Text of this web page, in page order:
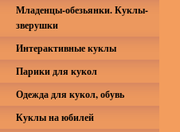
Младенцы-обезьянки. Куклы-
зверушки
Интерактивные куклы
Парики для кукол
Одежда для кукол, обувь
Куклы на юбилей